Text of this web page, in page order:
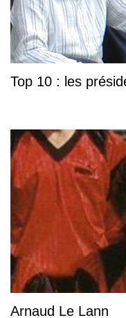
Top 10 : les
Arnaud Le Lann